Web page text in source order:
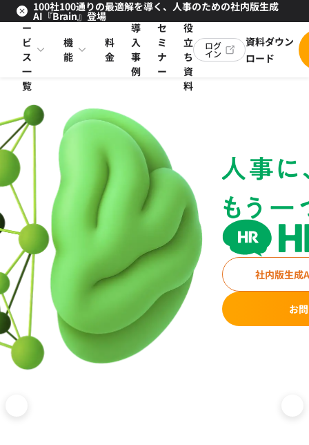
100社100通りの最適解を導く、人事のための社内版生成
AI『Brain』登場
サ
ー
ビ
ス
一
覧
機
能
料
金
導
入
事
例
セ
ミ
ナ
ー
お
役
立
ち
資
料
ログ
イン
資料ダウン
ロード
社内版生成
お